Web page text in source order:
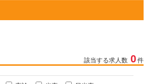
該当する求人数 0件